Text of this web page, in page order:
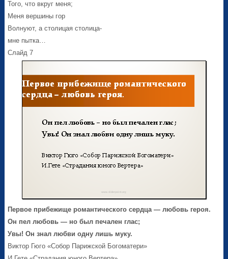
Того, что вкруг меня;
Меня вершины гор
Волнуют, а столицая столица-
мне пытка…
Слайд 7
Первое прибежище романтического сердца — любовь героя.
Он пел любовь — но был печален глас;
Увы! Он знал любви одну лишь муку.
Виктор Гюго «Собор Парижской Богоматери»